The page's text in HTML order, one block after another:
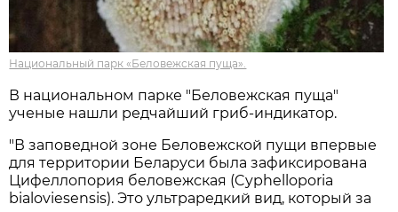
Национальный парк «Беловежская пуща».
В национальном парке "Беловежская пуща"
ученые нашли редчайший гриб-индикатор.
"В заповедной зоне Беловежской пущи впервые
для территории Беларуси была зафиксирована
Цифеллопория беловежская (Cyphelloporia
bialoviesensis). Это ультраредкий вид, который за